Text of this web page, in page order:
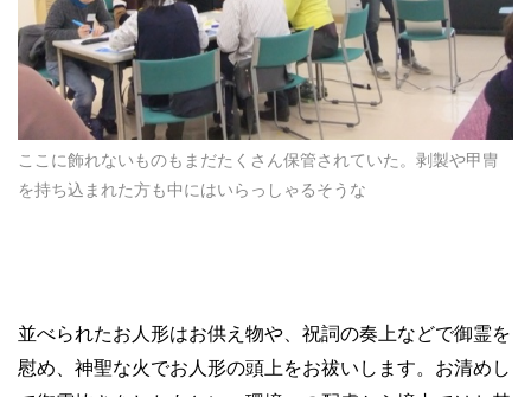
ここに飾れないものもまだたくさん保管されていた。剥製や甲冑
を持ち込まれた方も中にはいらっしゃるそうな
並べられたお人形はお供え物や、祝詞の奏上などで御霊を
慰め、神聖な火でお人形の頭上をお祓いします。お清めし